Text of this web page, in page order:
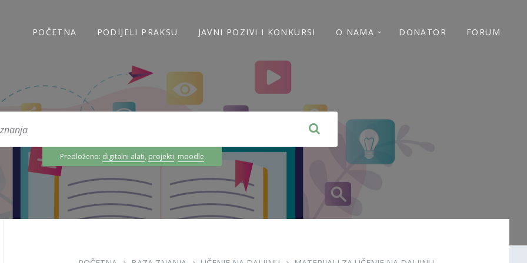
POČETNA PODIJELI PRAKSU JAVNI POZIVI I KONKURSI O NAMA DONATOR FORUM
Predloženo: digitalni alati, projekti, moodle